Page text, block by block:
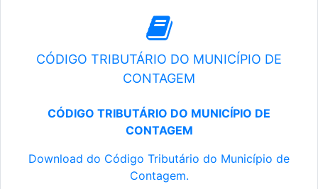
CÓDIGO TRIBUTÁRIO DO MUNICÍPIO DE
CONTAGEM
CÓDIGO TRIBUTÁRIO DO MUNICÍPIO DE
CONTAGEM
Download do Código Tributário do Município de
Contagem.